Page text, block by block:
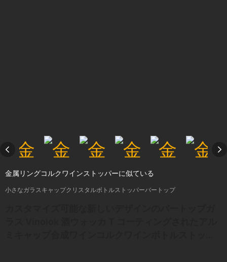
金属リングコルクワインストッパーに似ている
小さなガラスキャップクリスタルボトルストッパーバートップ